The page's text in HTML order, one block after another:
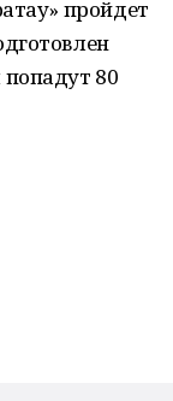
пройдет
80